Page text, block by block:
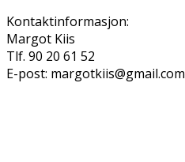
Kontaktinformasjon:
Margot Kiis
Tlf. 90 20 61 52
E-post: margotkiis@gmail.com